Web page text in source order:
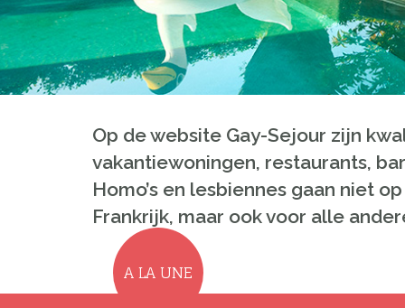
Op de website Gay-Sejour zijn
vakantiewoningen, restaurants,
Homo’s en lesbiennes gaan niet
Frankrijk, maar ook voor alle
A LA UNE